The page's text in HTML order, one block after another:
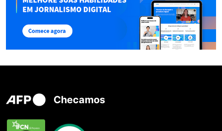
Checamos